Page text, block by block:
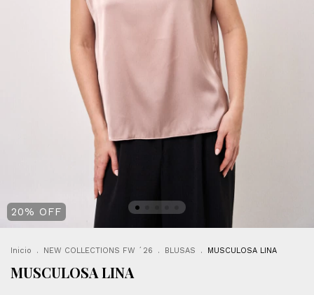
20% OFF
Inicio . NEW COLLECTIONS FW ´26 . BLUSAS . MUSCULOSA LINA
MUSCULOSA LINA